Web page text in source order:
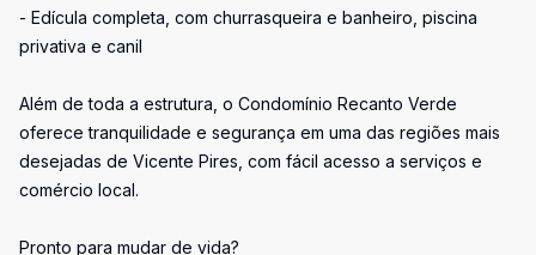
- Edícula completa, com churrasqueira e banheiro, piscina
privativa e canil
Além de toda a estrutura, o Condomínio Recanto Verde
oferece tranquilidade e segurança em uma das regiões mais
desejadas de Vicente Pires, com fácil acesso a serviços e
comércio local.
Pronto para mudar de vida?